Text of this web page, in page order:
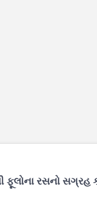
ફૂલોના રસનો સગ્રહ